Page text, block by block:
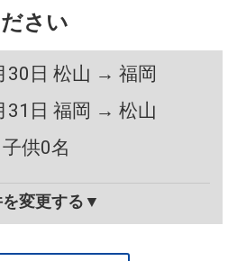
さい
30日 松山 → 福岡
31日 福岡 → 松山
供0名
を変更する▼